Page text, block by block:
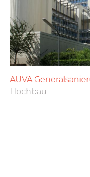
AUVA
Hochbau